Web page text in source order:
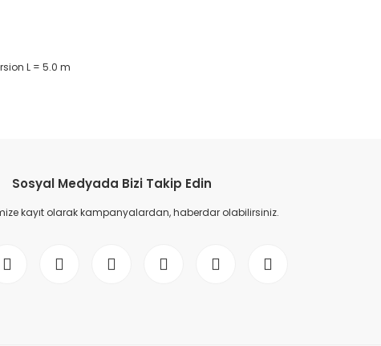
L = 5.0 m
Sosyal Medyada Bizi Takip Edin
kayıt olarak kampanyalardan, haberdar olabilirsiniz.